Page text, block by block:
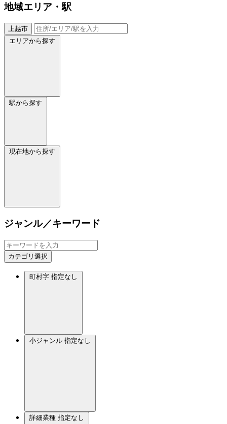
地域エリア・駅
上越市
エリアから探す
駅から探す
現在地から探す
ジャンル／キーワード
カテゴリ選択
町村字 指定なし
小ジャンル 指定なし
詳細業種 指定なし